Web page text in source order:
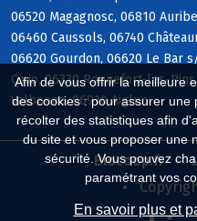
Afin de vous offrir la meilleure
des cookies : pour assurer
récolter des statistiques afin
du site et vous proposer une
sécurité. Vous pouvez
paramétrant vos
En savoir plus et
06520 Magagnosc, 06810
06460 Caussols, 06740
06620 Gourdon, 06620 Le Bar
Opio, 06330 Roquefort-les-
Valbonne, 06910 Aiglun
Biocoop.fr